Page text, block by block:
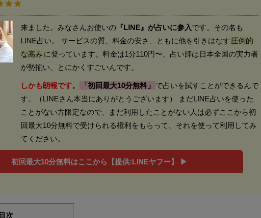
来ました。みなさんお使いの 『LINE』が占いに参入です。その名も
LINE占い。 サービスの質、料金の安さ、ともに他を引きはなす 圧倒的
な高み に登っています。料金は1分110円〜、占い師は日本全国の実力者
が勢揃い、とにかくすごいんです。
しかも朗報です。 「初回最大10分無料」
で占いを試すことができるんで
す。（LINEさん本当にありがとうございます） まだLINE占いを使った
ことがない方限定なので、まだ利用したことがない人は必ずここから初
回最大10分無料で受けられる権利をもらって、それを使って利用してみ
てください。
初回最大10分無料はここから【提供:LINEヤフー】 ▶︎
目次